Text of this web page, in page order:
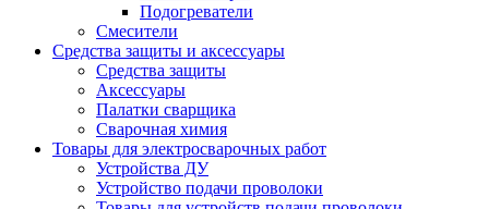
Подогреватели
Смесители
Средства защиты и аксессуары
Средства защиты
Аксессуары
Палатки сварщика
Сварочная химия
Товары для электросварочных работ
Устройства ДУ
Устройство подачи проволоки